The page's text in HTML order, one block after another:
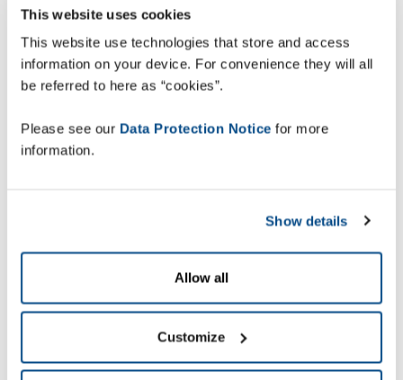
This website uses cookies
This website use technologies that store and access
information on your device. For convenience they will all
be referred to here as “cookies”.
Please see our Data Protection Notice for more
information.
Show details
Allow all
Customize
Bestel hier je ticket
binnen de geïntegreerde supply
chain, van verpakkingslijnen,
magazijnen, transport en logistiek tot
Slim Labelen, Coderen & Serialiseren:
producten in verpakkingslijnen.